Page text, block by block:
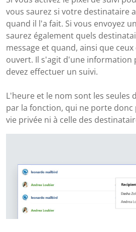
vous saurez si votre destinataire
quand il l'a fait. Si vous envoyez
saurez également quels
message et quand, ainsi que
ouvert. Il s'agit d'une information
devez effectuer un suivi.
L'heure et le nom sont les seules
par la fonction, qui ne porte
vie privée ni à celle des